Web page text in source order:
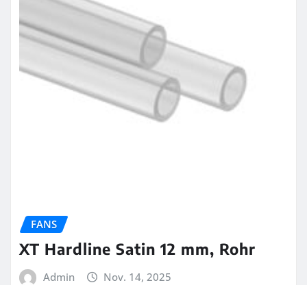
FANS
XT Hardline Satin 12 mm, Rohr
Admin Nov. 14, 2025